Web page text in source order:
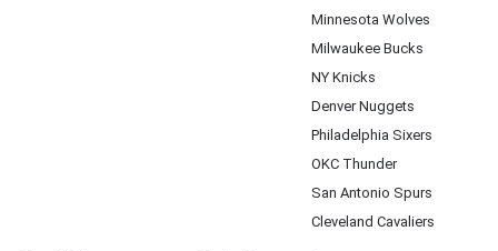
Minnesota Wolves
Milwaukee Bucks
NY Knicks
Denver Nuggets
Philadelphia Sixers
OKC Thunder
San Antonio Spurs
Cleveland Cavaliers